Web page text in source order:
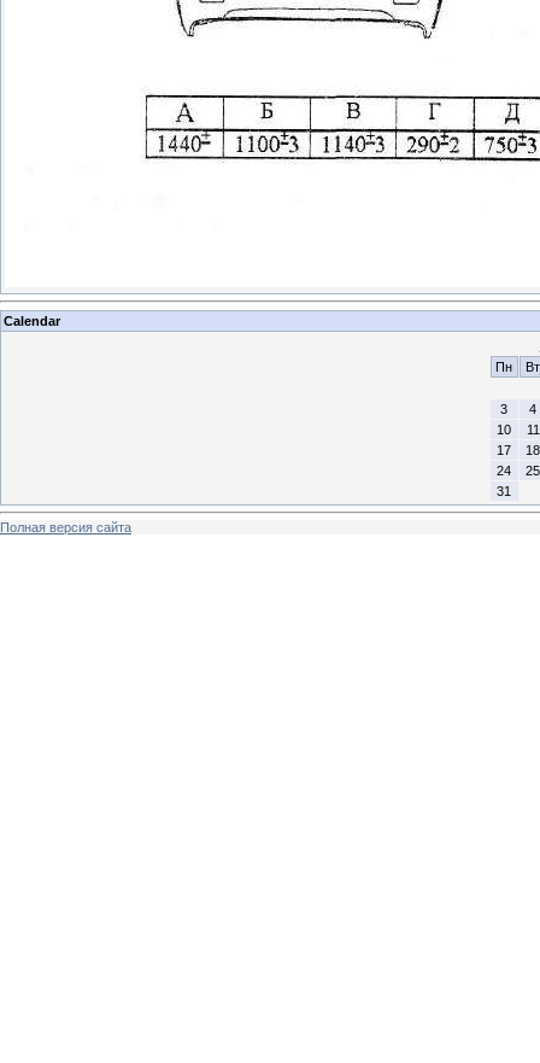
Calendar
Пн
Вт
3
4
10
11
17
18
24
25
31
Полная версия сайта